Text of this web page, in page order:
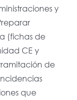
y
(fichas de
CE y
de
que